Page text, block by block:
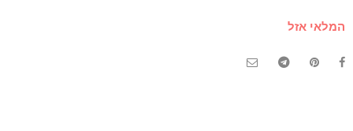
המלאי אזל